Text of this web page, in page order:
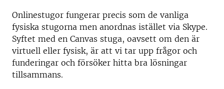
Onlinestugor fungerar precis som de vanliga
fysiska stugorna men anordnas istället via Skype.
Syftet med en Canvas stuga, oavsett om den är
virtuell eller fysisk, är att vi tar upp frågor och
funderingar och försöker hitta bra lösningar
tillsammans.